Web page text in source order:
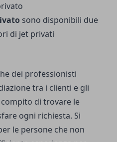
sono disponibili due
di jet privati
dei professionisti
tra i clienti e gli
di trovare le
ogni richiesta. Si
le persone che non